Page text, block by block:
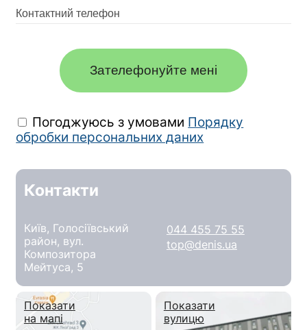
Зателефонуйте мені
Погоджуюсь з умовами Порядку
обробки персональних даних
Контакти
Київ, Голосіївський
район, вул.
Композитора
Мейтуса, 5
044 455 75 55
top@denis.ua
Показати
на мапі
Показати
вулицю